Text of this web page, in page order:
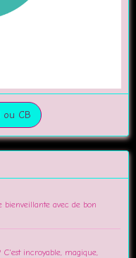
ou CB
avec de bon
incroyable, magique,